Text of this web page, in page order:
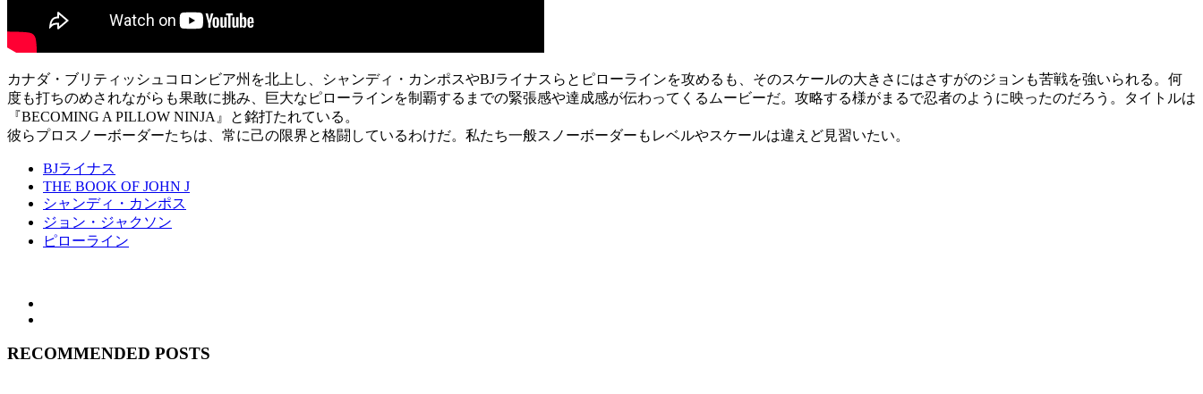
カナダ・ブリティッシュコロンビア州を北上し、シャンディ・カンポスやBJライナスらとピローラインを攻めるも、そのスケールの大きさにはさすがのジョンも苦戦を強いられる。何
度も打ちのめされながらも果敢に挑み、巨大なピローラインを制覇するまでの緊張感や達成感が伝わってくるムービーだ。攻略する様がまるで忍者のように映ったのだろう。タイトルは
『BECOMING A PILLOW NINJA』と銘打たれている。
彼らプロスノーボーダーたちは、常に己の限界と格闘しているわけだ。私たち一般スノーボーダーもレベルやスケールは違えど見習いたい。
BJライナス
THE BOOK OF JOHN J
シャンディ・カンポス
ジョン・ジャクソン
ピローライン
RECOMMENDED POSTS